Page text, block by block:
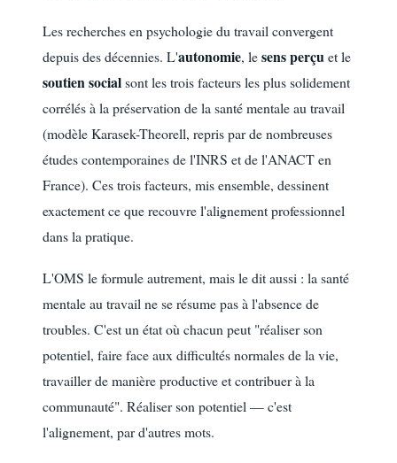
Les recherches en psychologie du travail convergent
depuis des décennies. L'autonomie, lesens perçuet le
soutien socialsont les trois facteurs les plus solidement
corrélés à la préservation de la santé mentale au travail
(modèle Karasek-Theorell, repris par de nombreuses
études contemporaines de l'INRS et de l'ANACT en
France). Ces trois facteurs, mis ensemble, dessinent
exactement ce que recouvre l'alignement professionnel
dans la pratique.
L'OMS le formule autrement, mais le dit aussi : la santé
mentale au travail ne se résume pas à l'absence de
troubles. C'est un état où chacun peut "réaliser son
potentiel, faire face aux difficultés normales de la vie,
travailler de manière productive et contribuer à la
communauté". Réaliser son potentiel — c'est
l'alignement, par d'autres mots.